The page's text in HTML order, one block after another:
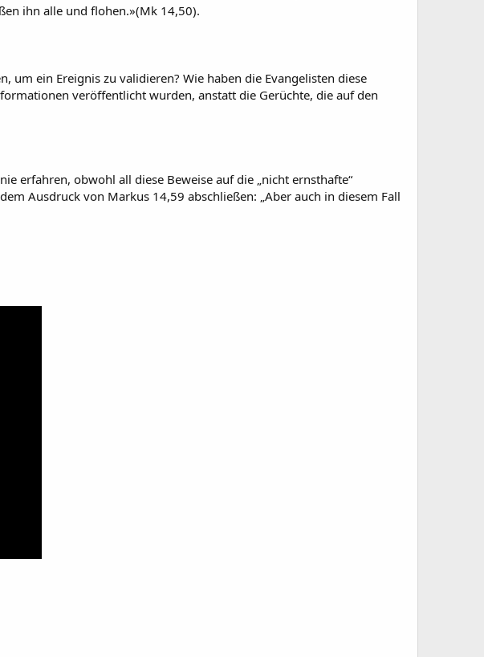
ihn alle und flohen.»(Mk 14,50).
um ein Ereignis zu validieren? Wie haben die Evangelisten diese
veröffentlicht wurden, anstatt die Gerüchte, die auf den
erfahren, obwohl all diese Beweise auf die „nicht ernsthafte“
Ausdruck von Markus 14,59 abschließen: „Aber auch in diesem Fall